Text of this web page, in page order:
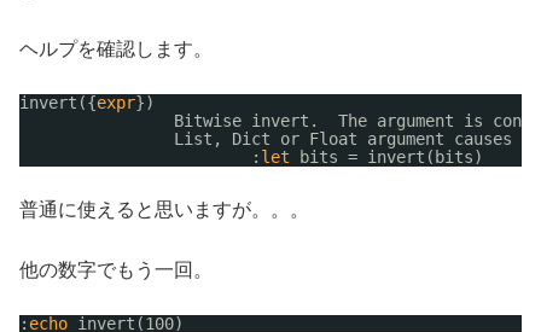
ヘルプを確認します。
invert({expr})
Bitwise invert.  The argument is
List, Dict or Float argument causes
: let bits = invert(bits)
普通に使えると思いますが。。。
他の数字でもう一回。
: echo invert(100)